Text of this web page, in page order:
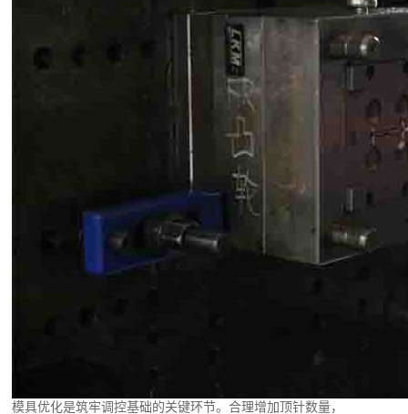
模具优化是筑牢调控基础的关键环节。合理增加顶针数量，